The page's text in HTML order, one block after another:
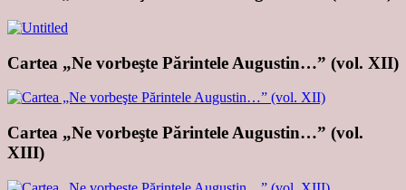
Cartea „Ne vorbeşte Părintele Augustin…” (vol. XII)
Cartea „Ne vorbeşte Părintele Augustin…” (vol.
XIII)